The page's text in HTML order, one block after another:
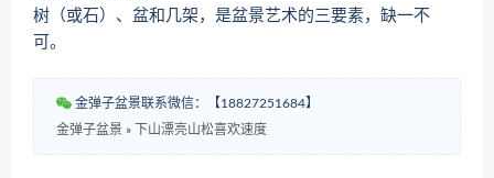
树（或石）、盆和几架，是盆景艺术的三要素，缺一不
可。
金弹子盆景联系微信：【18827251684】
金弹子盆景 » 下山漂亮山松喜欢速度